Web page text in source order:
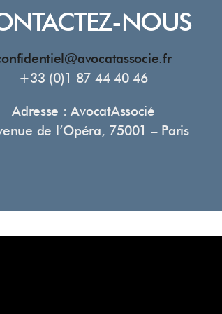
NOUS
+33 (0)1 87 44 40 46
Adresse : AvocatAssocié
de l’Opéra, 75001 – Paris